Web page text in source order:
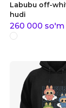
Labubu off-
hudi
260 000 so'm